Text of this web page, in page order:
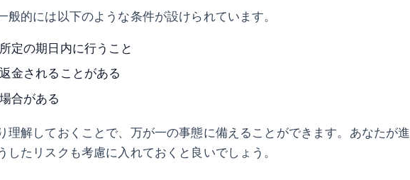
的には以下のような条件が設けられています。
定の期日内に行うこと
金されることがある
合がある
理解しておくことで、万が一の事態に備えることができます。あなたが進
たリスクも考慮に入れておくと良いでしょう。